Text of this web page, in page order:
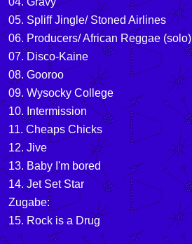
05. Spliff Jingle/ Stoned Airlines
06. Producers/ African Reggae (solo)
07. Disco-Kaine
08. Gooroo
09. Wysocky College
10. Intermission
11. Cheaps Chicks
12. Jive
13. Baby I'm bored
14. Jet Set Star
Zugabe:
15. Rock is a Drug